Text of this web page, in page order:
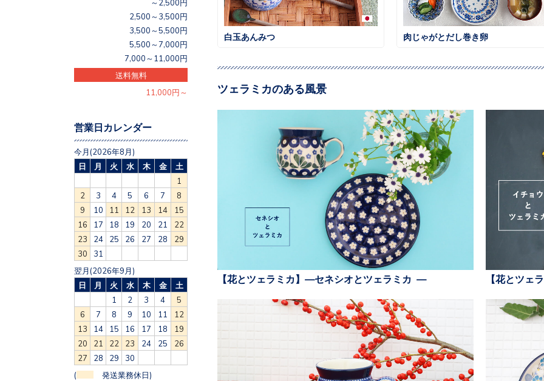
白玉あんみつ 肉じゃがとだし巻き卵
ツェラミカのある風景
【花とツェラミカ】—セネシオとツェラミカ — 【花とツェ
～2,500円
2,500～3,500円
3,500～5,500円
5,500～7,000円
7,000～11,000円
送料無料
11,000円～
営業日カレンダー
今月(2026年8月)
日
月 火 水 木 金
土
1
2
3 4 5 6 7
8
9
10 11 12 13 14
15
16
17 18 19 20 21
22
23
24 25 26 27 28
29
30
31
翌月(2026年9月)
日
月 火 水 木 金
土
1
2 3 4
5
6
7 8 9 10 11
12
13
14 15 16 17 18
19
20
21 22 23 24 25
26
27
28 29 30
( 発送業務休日)